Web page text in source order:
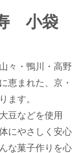
小袋
々・鴨川・高野
恵まれた、京・
ます。
豆などを使用
にやさしく安心
な菓子作りを心